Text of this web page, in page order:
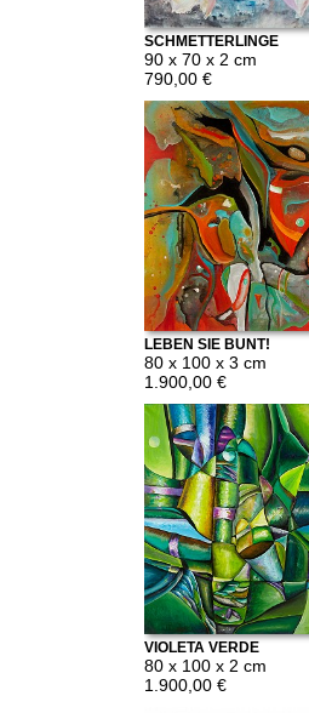
SCHMETTERLINGE
90 x 70 x 2 cm
790,00 €
LEBEN SIE BUNT!
80 x 100 x 3 cm
1.900,00 €
VIOLETA VERDE
80 x 100 x 2 cm
1.900,00 €